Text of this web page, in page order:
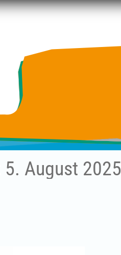
5. August 2025